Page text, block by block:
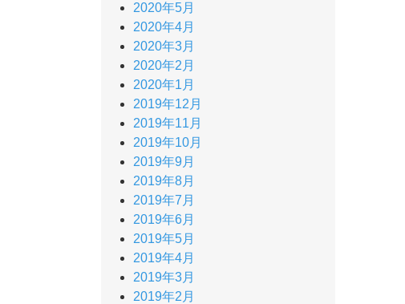
2020年5月
2020年4月
2020年3月
2020年2月
2020年1月
2019年12月
2019年11月
2019年10月
2019年9月
2019年8月
2019年7月
2019年6月
2019年5月
2019年4月
2019年3月
2019年2月